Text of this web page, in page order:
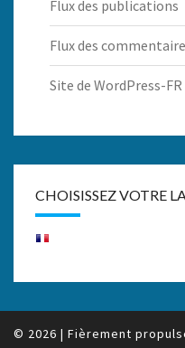
Flux des publications
Flux des
Site de WordPress-FR
CHOISISSEZ VOTRE
© 2026 | Fièrement